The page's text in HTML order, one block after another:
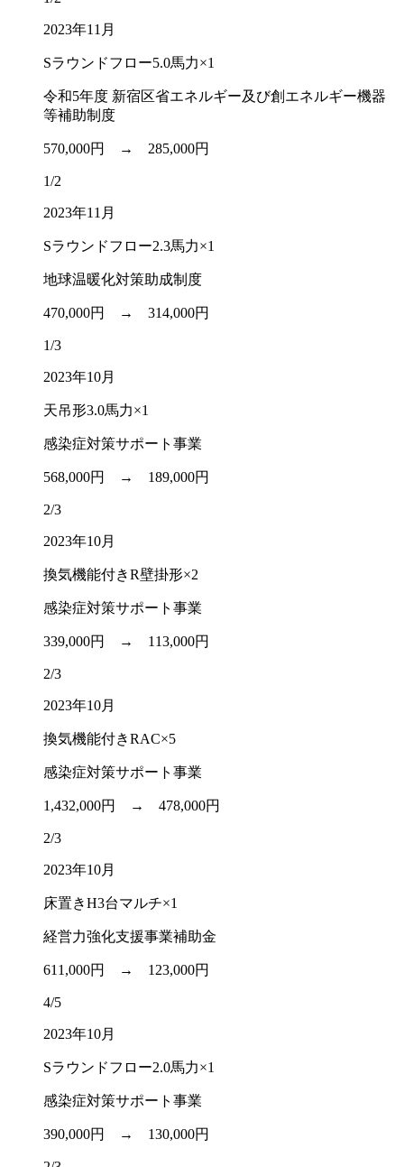
2023年11月
Sラウンドフロー5.0馬力×1
令和5年度 新宿区省エネルギー及び創エネルギー機器
等補助制度
570,000円 → 285,000円
1/2
2023年11月
Sラウンドフロー2.3馬力×1
地球温暖化対策助成制度
470,000円 → 314,000円
1/3
2023年10月
天吊形3.0馬力×1
感染症対策サポート事業
568,000円 → 189,000円
2/3
2023年10月
換気機能付きR壁掛形×2
感染症対策サポート事業
339,000円 → 113,000円
2/3
2023年10月
換気機能付きRAC×5
感染症対策サポート事業
1,432,000円 → 478,000円
2/3
2023年10月
床置きH3台マルチ×1
経営力強化支援事業補助金
611,000円 → 123,000円
4/5
2023年10月
Sラウンドフロー2.0馬力×1
感染症対策サポート事業
390,000円 → 130,000円